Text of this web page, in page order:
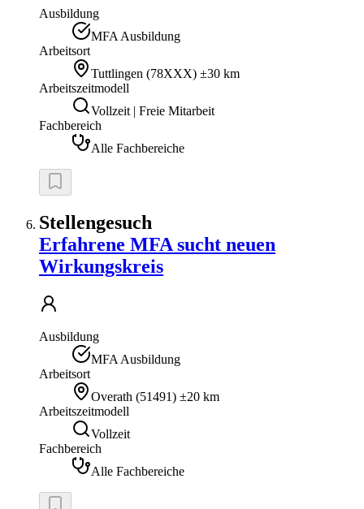
Ausbildung
MFA Ausbildung
Arbeitsort
Tuttlingen (78XXX) ±30 km
Arbeitszeitmodell
Vollzeit | Freie Mitarbeit
Fachbereich
Alle Fachbereiche
Stellengesuch
Erfahrene MFA sucht neuen
Wirkungskreis
Ausbildung
MFA Ausbildung
Arbeitsort
Overath (51491) ±20 km
Arbeitszeitmodell
Vollzeit
Fachbereich
Alle Fachbereiche